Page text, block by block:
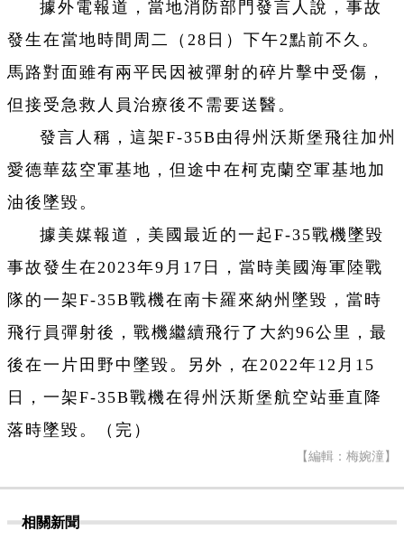
據外電報道，當地消防部門發言人說，事故
發生在當地時間周二（28日）下午2點前不久。
馬路對面雖有兩平民因被彈射的碎片擊中受傷，
但接受急救人員治療後不需要送醫。
發言人稱，這架F-35B由得州沃斯堡飛往加州
愛德華茲空軍基地，但途中在柯克蘭空軍基地加
油後墜毀。
據美媒報道，美國最近的一起F-35戰機墜毀
事故發生在2023年9月17日，當時美國海軍陸戰
隊的一架F-35B戰機在南卡羅來納州墜毀，當時
飛行員彈射後，戰機繼續飛行了大約96公里，最
後在一片田野中墜毀。另外，在2022年12月15
日，一架F-35B戰機在得州沃斯堡航空站垂直降
落時墜毀。（完）
【編輯：梅婉潼】
相關新聞